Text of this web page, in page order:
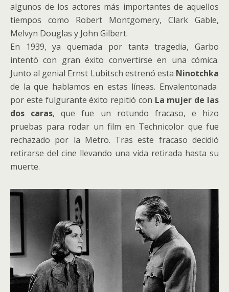
algunos de los actores más importantes de aquellos
tiempos como Robert Montgomery, Clark Gable,
Melvyn Douglas y John Gilbert.
En 1939, ya quemada por tanta tragedia, Garbo
intentó con gran éxito convertirse en una cómica.
Junto al genial Ernst Lubitsch estrenó esta Ninotchka
de la que hablamos en estas líneas. Envalentonada
por este fulgurante éxito repitió con La mujer de las
dos caras, que fue un rotundo fracaso, e hizo
pruebas para rodar un film en Technicolor que fue
rechazado por la Metro. Tras este fracaso decidió
retirarse del cine llevando una vida retirada hasta su
muerte.